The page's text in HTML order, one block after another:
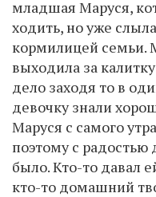
младшая Маруся,
ходить, но уже
кормилицей семьи.
выходила за
дело заходя то в
девочку знали
Маруся с самого
поэтому с радостью
было. Кто-то давал
кто-то домашний